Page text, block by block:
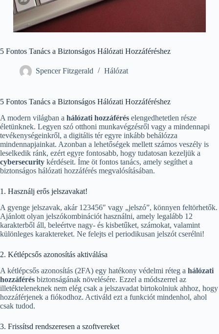
5 Fontos Tanács a Biztonságos Hálózati Hozzáféréshez
Spencer Fitzgerald Hálózat
5 Fontos Tanács a Biztonságos Hálózati Hozzáféréshez
A modern világban a hálózati hozzáférés elengedhetetlen része
életünknek. Legyen szó otthoni munkavégzésről vagy a mindennapi
tevékenységeinkről, a digitális tér egyre inkább behálózza
mindennapjainkat. Azonban a lehetőségek mellett számos veszély is
leselkedik ránk, ezért egyre fontosabb, hogy tudatosan kezeljük a
cybersecurity kérdéseit. Íme öt fontos tanács, amely segíthet a
biztonságos hálózati hozzáférés megvalósításában.
1. Használj erős jelszavakat!
A gyenge jelszavak, akár 123456″ vagy „jelszó”, könnyen feltörhetők.
Ajánlott olyan jelszókombinációt használni, amely legalább 12
karakterből áll, beleértve nagy- és kisbetűket, számokat, valamint
különleges karaktereket. Ne felejts el periodikusan jelszót cserélni!
2. Kétlépcsős azonosítás aktiválása
A kétlépcsős azonosítás (2FA) egy hatékony védelmi réteg a hálózati
hozzáférés biztonságának növelésére. Ezzel a módszerrel az
illetékteleneknek nem elég csak a jelszavadat birtokolniuk ahhoz, hogy
hozzáférjenek a fiókodhoz. Activáld ezt a funkciót mindenhol, ahol
csak tudod.
3. Frissítsd rendszeresen a szoftvereket